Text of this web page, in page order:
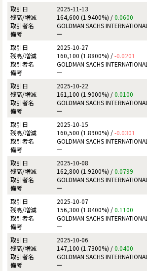
2025-11-13
164,600 (1.9400%) /0.0600
GOLDMAN SACHS INTERNATIONAL
ー
2025-10-27
160,100 (1.8800%) /-0.0201
GOLDMAN SACHS INTERNATIONAL
ー
2025-10-22
161,100 (1.9000%) /0.0100
GOLDMAN SACHS INTERNATIONAL
ー
2025-10-15
160,500 (1.8900%) /-0.0301
GOLDMAN SACHS INTERNATIONAL
ー
2025-10-08
162,800 (1.9200%) /0.0799
GOLDMAN SACHS INTERNATIONAL
ー
2025-10-07
156,300 (1.8400%) /0.1100
GOLDMAN SACHS INTERNATIONAL
ー
2025-10-06
147,100 (1.7300%) /0.0400
GOLDMAN SACHS INTERNATIONAL
ー